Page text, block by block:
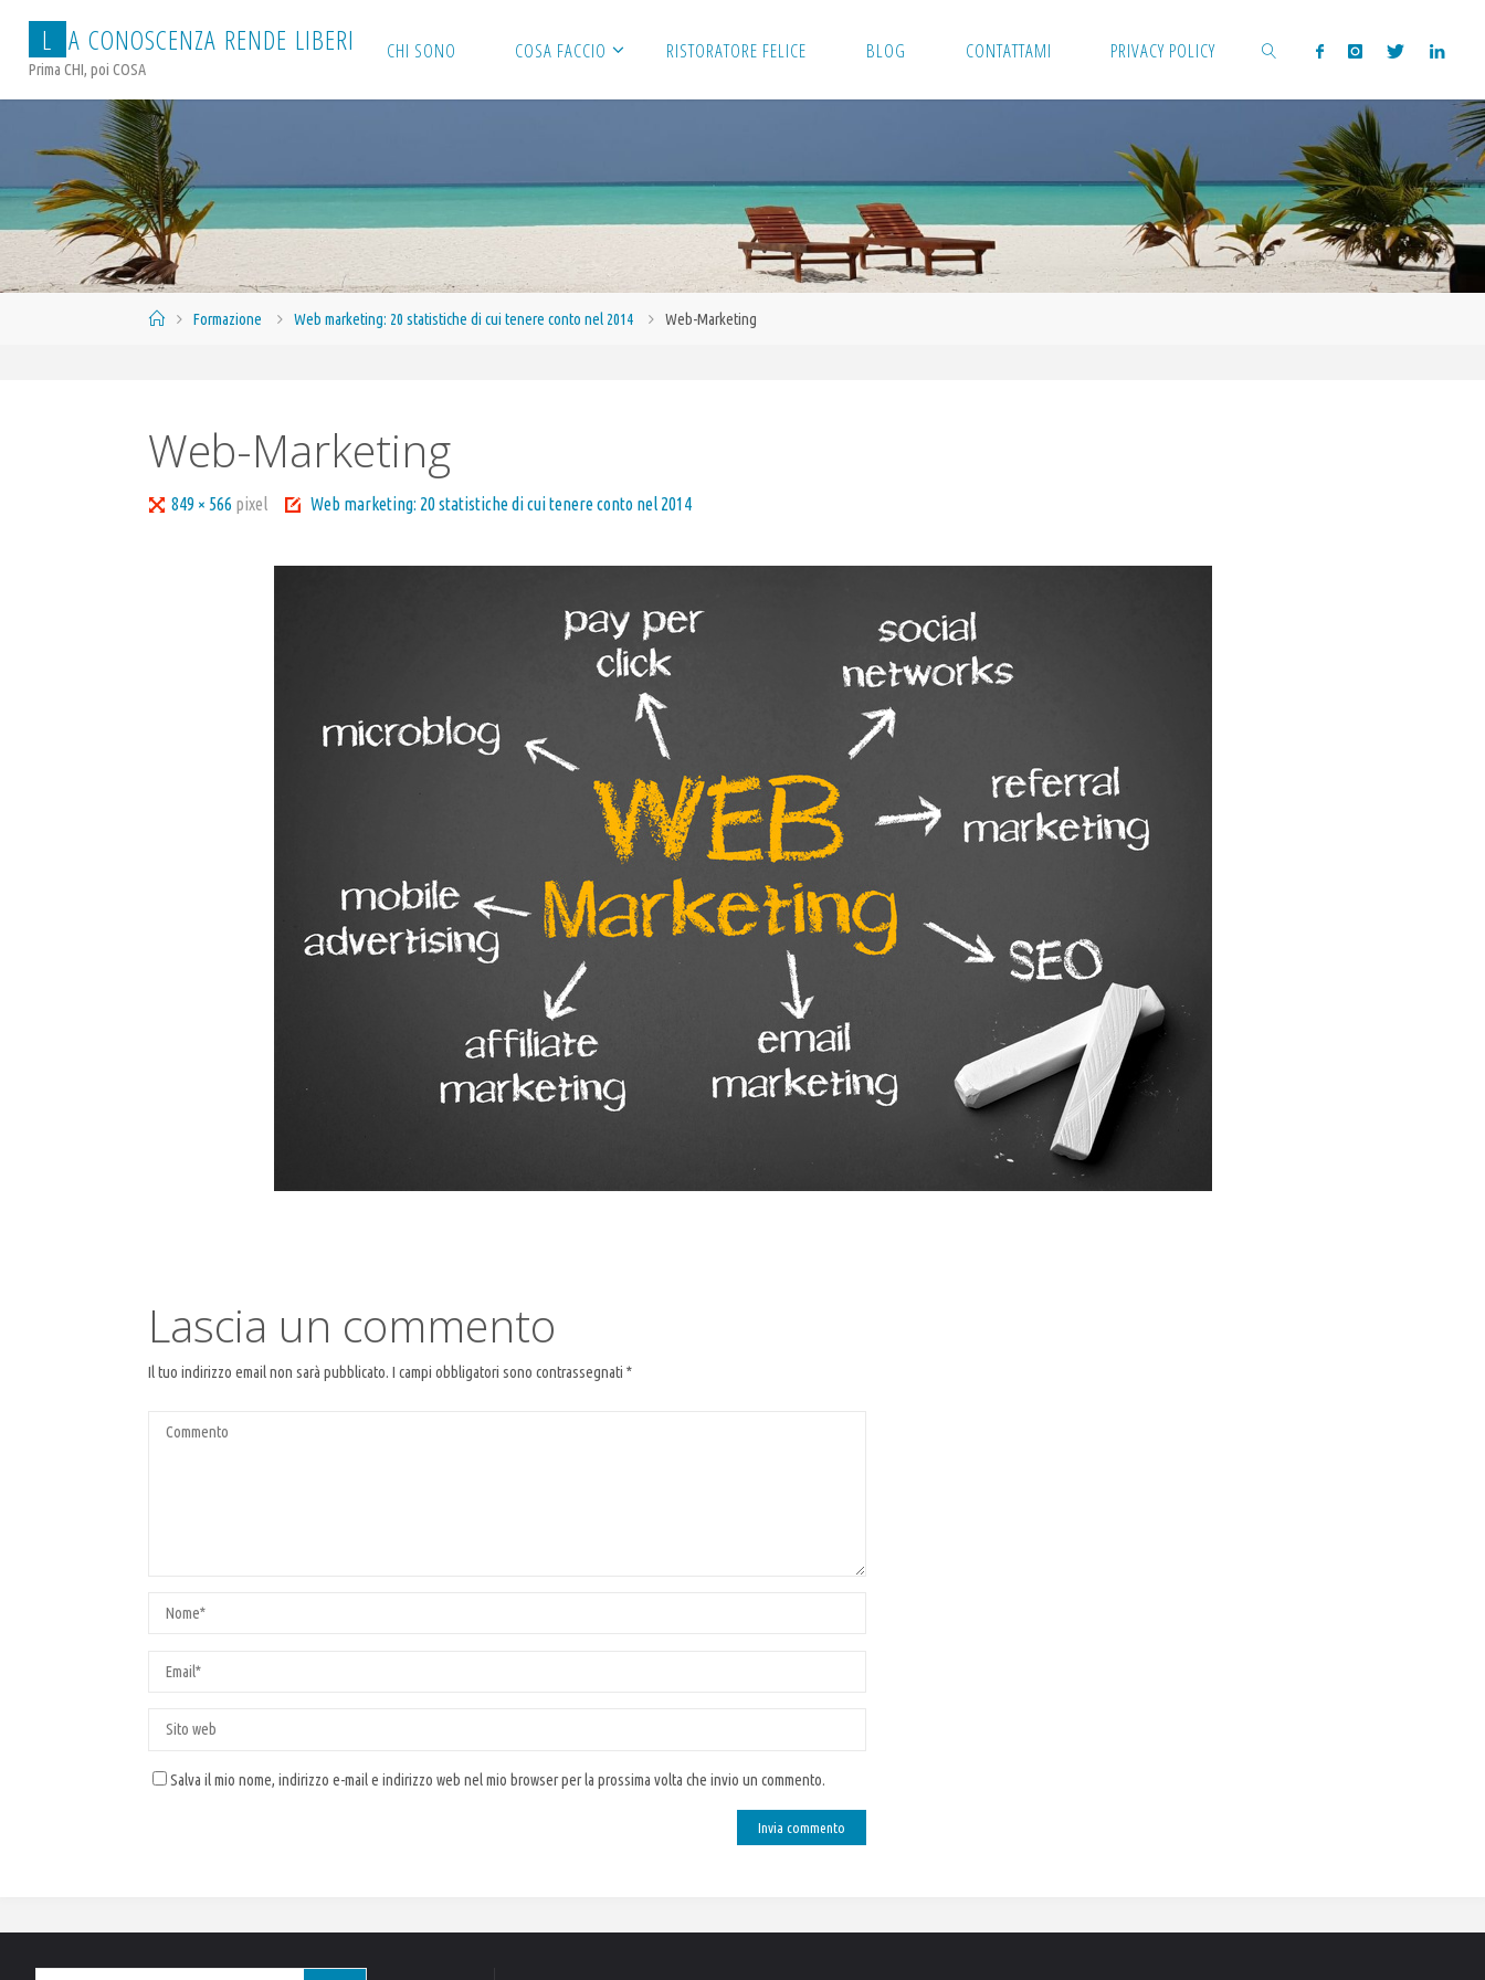
contenuto
L A CONOSCENZA RENDE LIBERI
Prima CHI, poi COSA
CHI SONO COSA FACCIO RISTORATORE FELICE BLOG CONTATTAMI PRIVACY POLICY
HomeFormazione Web marketing: 20 statistiche di cui tenere conto nel 2014 Web-Marketing
Web-Marketing
Tutta849 × 566 pixel Web marketing: 20 statistiche di cui tenere conto nel 2014
Lascia un commento
Il tuo indirizzo email non sarà pubblicato. I campi obbligatori sono contrassegnati*
Salva il mio nome, indirizzo e-mail e indirizzo web nel mio browser per la prossima volta che invio un commento.